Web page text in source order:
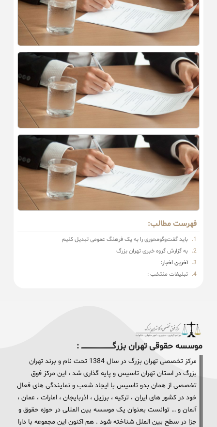
فهرست مطالب:
باید گفت‌وگومحوری را به یک فرهنگ عمومی تبدیل کنیم
به گزارش گروه خبری تهران بزرگ
آخرین اخبار:
تبلیغات منتخب :
موسسه حقوقی تهران بزرگــــــــــــــــــــــــــــــــ :
مرکز تخصصی تهران بزرگ در سال 1384 تحت نام و برند تهران
بزرگ در استان تهران تاسیس و پایه گذاری شد ، این مرکز فوق
تخصصی از همان بدو تاسیس با ایجاد شعب و نمایندگی های فعال
خود در کشور های ایران ، ترکیه ، برزیل ، اذربایجان ، امارات ، عمان ،
آلمان و … توانست بعنوان یک موسسه بین المللی در حوزه حقوق و
جزا در سطح بین الملل شناخته شود . هم اکنون این مجموعه با دارا